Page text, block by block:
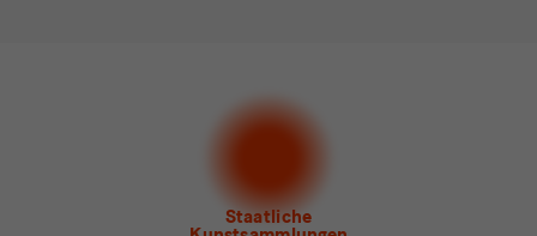
Museum für Sächsische Volkskunst
Staatliche